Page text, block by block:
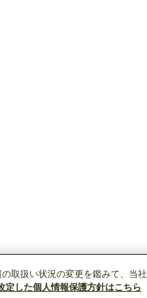
取扱い状況の変更を鑑みて、当
定した個人情報保護方針はこちら